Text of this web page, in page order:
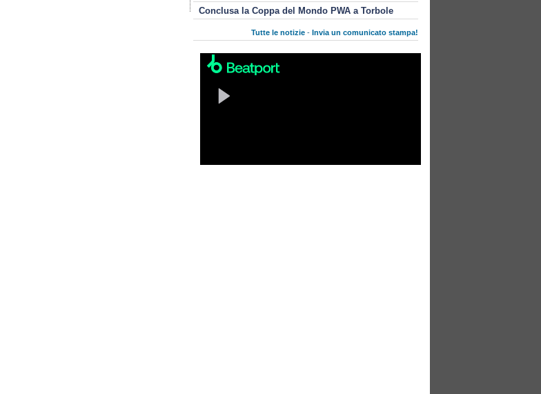
Conclusa la Coppa del Mondo PWA a Torbole
Tutte le notizie -Invia un comunicato stampa!